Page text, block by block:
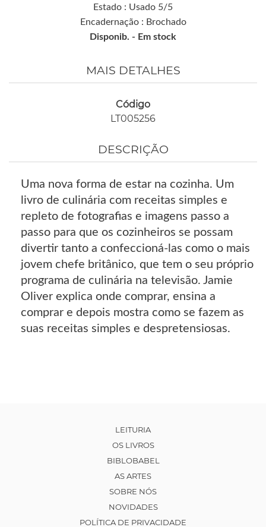
Estado : Usado 5/5
Encadernação : Brochado
Disponib. - Em stock
MAIS DETALHES
Código
LT005256
DESCRIÇÃO
Uma nova forma de estar na cozinha. Um
livro de culinária com receitas simples e
repleto de fotografias e imagens passo a
passo para que os cozinheiros se possam
divertir tanto a confeccioná-las como o mais
jovem chefe britânico, que tem o seu próprio
programa de culinária na televisão. Jamie
Oliver explica onde comprar, ensina a
comprar e depois mostra como se fazem as
suas receitas simples e despretensiosas.
LEITURIA
OS LIVROS
BIBLOBABEL
AS ARTES
SOBRE NÓS
NOVIDADES
POLÍTICA DE PRIVACIDADE